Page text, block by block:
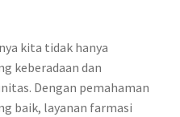
kita tidak hanya
keberadaan dan
Dengan pemahaman
baik, layanan farmasi